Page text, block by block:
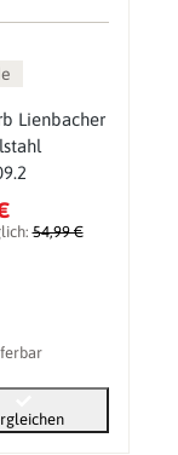
Lienbacher
54,99 €